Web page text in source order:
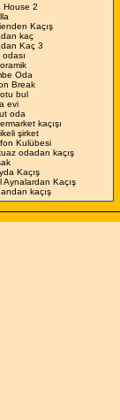
House 2
Kaçış
kaç
Kaç 3
Oda
Break
bul
evi
oda
kaçışı
şirket
Kulübesi
odadan kaçış
Kaçış
Aynalardan Kaçış
kaçış